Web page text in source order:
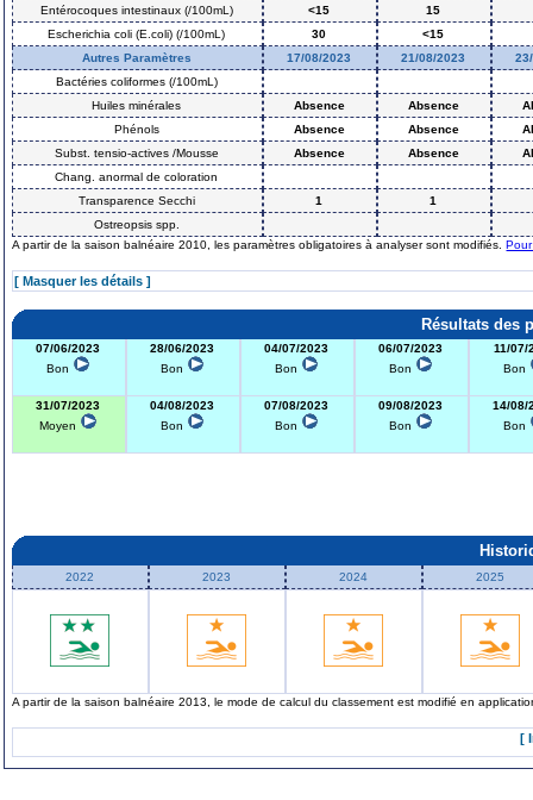
Entérocoques intestinaux (/100mL)
<15
15
Escherichia coli (E.coli) (/100mL)
30
<15
Autres Paramètres
17/08/2023 21/08/2023
Bactéries coliformes (/100mL)
Huiles minérales
Absence Absence
Phénols
Absence Absence
Subst. tensio-actives /Mousse
Absence Absence
Chang. anormal de coloration
Transparence Secchi
1
1
Ostreopsis spp.
A partir de la saison balnéaire 2010, les paramètres obligatoires à analyser sont modifiés.
[ Masquer les détails ]
Résultats des
07/06/2023
Bon
28/06/2023
Bon
04/07/2023
Bon
06/07/2023
Bon
11/07/
Bon
31/07/2023
Moyen
04/08/2023
Bon
07/08/2023
Bon
09/08/2023
Bon
14/08/
Bon
2022 2023 2024 2025
A partir de la saison balnéaire 2013, le mode de calcul du classement est modifié en
[